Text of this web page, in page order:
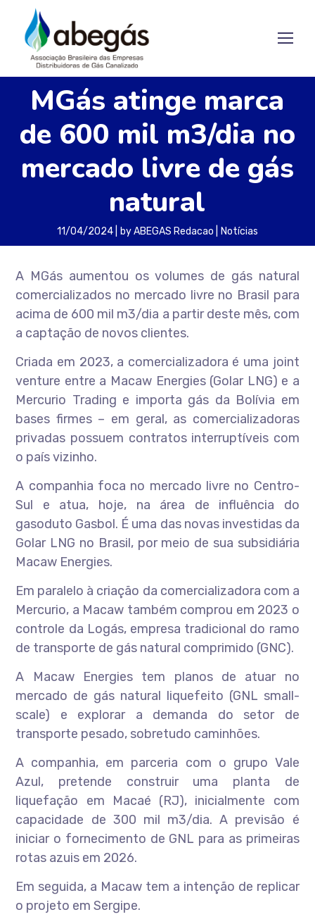
MGás atinge marca
de 600 mil m3/dia no
mercado livre de gás
natural
11/04/2024 byABEGAS Redacao Notícias
A MGás aumentou os volumes de gás natural
comercializados no mercado livre no Brasil para
acima de 600 mil m3/dia a partir deste mês, com
a captação de novos clientes.
Criada em 2023, a comercializadora é uma joint
venture entre a Macaw Energies (Golar LNG) e a
Mercurio Trading e importa gás da Bolívia em
bases firmes – em geral, as comercializadoras
privadas possuem contratos interruptíveis com
o país vizinho.
A companhia foca no mercado livre no Centro-
Sul e atua, hoje, na área de influência do
gasoduto Gasbol. É uma das novas investidas da
Golar LNG no Brasil, por meio de sua subsidiária
Macaw Energies.
Em paralelo à criação da comercializadora com a
Mercurio, a Macaw também comprou em 2023 o
controle da Logás, empresa tradicional do ramo
de transporte de gás natural comprimido (GNC).
A Macaw Energies tem planos de atuar no
mercado de gás natural liquefeito (GNL small-
scale) e explorar a demanda do setor de
transporte pesado, sobretudo caminhões.
A companhia, em parceria com o grupo Vale
Azul, pretende construir uma planta de
liquefação em Macaé (RJ), inicialmente com
capacidade de 300 mil m3/dia. A previsão é
iniciar o fornecimento de GNL para as primeiras
rotas azuis em 2026.
Em seguida, a Macaw tem a intenção de replicar
o projeto em Sergipe.